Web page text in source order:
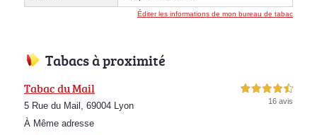
Éditer les informations de mon bureau de tabac
Tabacs à proximité
Tabac du Mail
5 Rue du Mail, 69004 Lyon
À Même adresse
4,5 étoiles sur 5
16 avis